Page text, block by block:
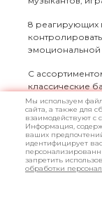
8 реагирующих
эмоциональной
С
классические
и электронные
наборов, вы
С ней вы
ритмические
новый уровень !
Мы используем
сайта, а также для
взаимодействуют с
Информация,
ваших
идентифицирует
запретить
обработки